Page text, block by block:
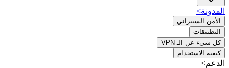
المدونة>
الأمن السيبراني
التطبيقات
كل شيء عن الـ VPN
كيفية الاستخدام
الدعم>